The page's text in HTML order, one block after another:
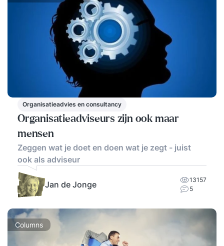
Organisatieadvies en consultancy
Organisatieadviseurs zijn ook maar
mensen
Zeggen wat je doet en doen wat je zegt - juist
ook als adviseur
Jan de Jonge
13157
5
Columns